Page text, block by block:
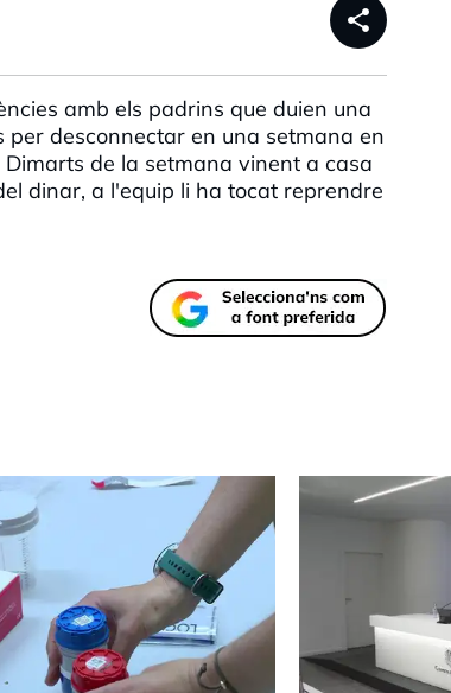
share
amb els padrins que duien una
desconnectar en una setmana en
de la setmana vinent a casa
dinar, a l'equip li ha tocat reprendre